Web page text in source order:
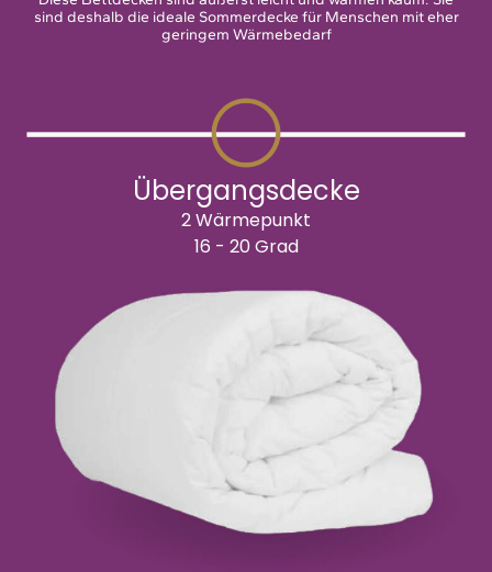
sind deshalb die ideale Sommerdecke für Menschen mit eher
geringem Wärmebedarf
Übergangsdecke
2 Wärmepunkt
16 - 20 Grad